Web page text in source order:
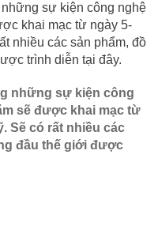
sự kiện công nghệ
khai mạc từ ngày 5-
nhiều các sản phẩm, đồ
trình diễn tại đây.
những sự kiện công
sẽ được khai mạc từ
Sẽ có rất nhiều các
đầu thế giới được